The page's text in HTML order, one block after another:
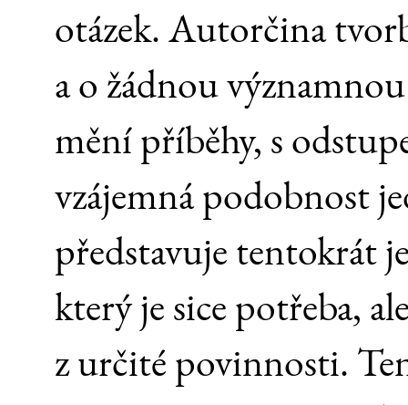
otázek. Autorčina
a o žádnou
mění příběhy, s
vzájemná podobnost
představuje tentokrát
který je sice potřeba,
z určité povinnosti.